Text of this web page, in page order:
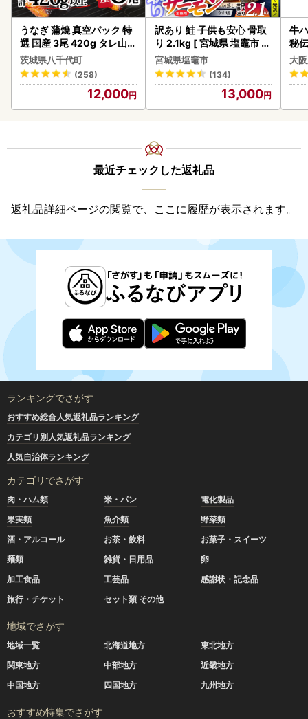
うなぎ 蒲焼 真空パック 特
選 国産 3尾 420g タレ山椒
付き うな重 ひつまぶし 訳
あり 茨城 ウナギ 鰻 個包装
人気 美味しい 小分け 八千
茨城県八千代町
(258)
12,000
訳あり 鮭 子供も安心 骨取
り 2.1kg [ 宮城県 塩竈市 ]
鮭
宮城県塩竈市
(134)
13,000
牛
秘
焼
大
最近チェックした返礼品
返礼品詳細ページの閲覧で、ここに履歴が表示されます。
ランキングでさがす
おすすめ総合人気返礼品ランキング
カテゴリ別人気返礼品ランキング
人気自治体ランキング
カテゴリでさがす
肉・ハム類 米・パン
電化製品
果実類
魚介類
野菜類
酒・アルコール
お茶・飲料
お菓子・スイーツ
麺類
雑貨・日用品
卵
加工食品
工芸品
感謝状・記念品
旅行・チケット
セット類 その他
地域でさがす
地域一覧 北海道地方
東北地方
関東地方
中部地方
近畿地方
中国地方
四国地方 九州地方
おすすめ特集でさがす